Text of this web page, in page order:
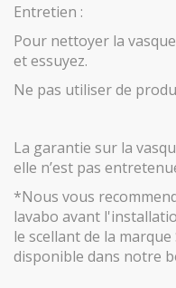
Entretien :
Pour nettoyer la
et essuyez.
Ne pas utiliser de
La garantie sur la
elle n’est pas
*Nous vous
lavabo avant
le scellant de la
disponible dans notre